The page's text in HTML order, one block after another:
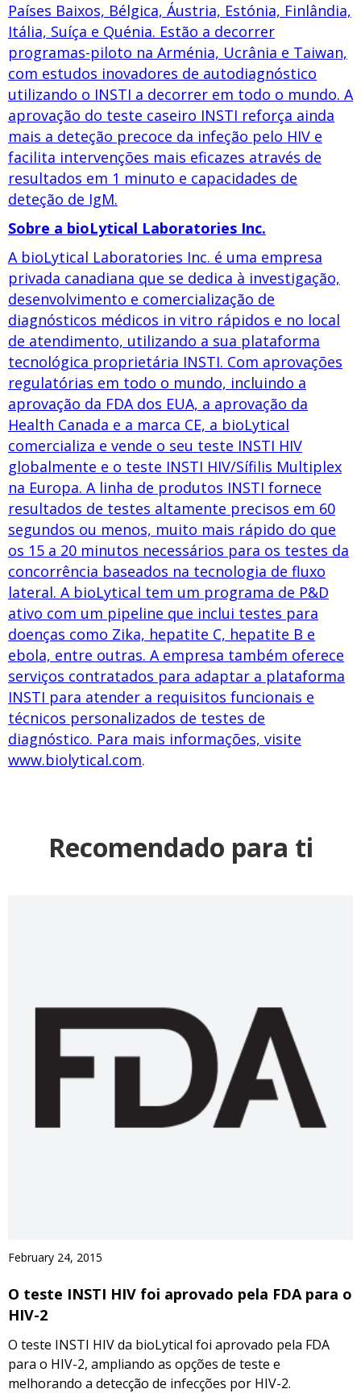
Países Baixos, Bélgica, Áustria, Estónia, Finlândia,
Itália, Suíça e Quénia. Estão a decorrer
programas-piloto na Arménia, Ucrânia e Taiwan,
com estudos inovadores de autodiagnóstico
utilizando o INSTI a decorrer em todo o mundo. A
aprovação do teste caseiro INSTI reforça ainda
mais a deteção precoce da infeção pelo HIV e
facilita intervenções mais eficazes através de
resultados em 1 minuto e capacidades de
deteção de IgM.
Sobre a bioLytical Laboratories Inc.
A bioLytical Laboratories Inc. é uma empresa
privada canadiana que se dedica à investigação,
desenvolvimento e comercialização de
diagnósticos médicos in vitro rápidos e no local
de atendimento, utilizando a sua plataforma
tecnológica proprietária INSTI. Com aprovações
regulatórias em todo o mundo, incluindo a
aprovação da FDA dos EUA, a aprovação da
Health Canada e a marca CE, a bioLytical
comercializa e vende o seu teste INSTI HIV
globalmente e o teste INSTI HIV/Sífilis Multiplex
na Europa. A linha de produtos INSTI fornece
resultados de testes altamente precisos em 60
segundos ou menos, muito mais rápido do que
os 15 a 20 minutos necessários para os testes da
concorrência baseados na tecnologia de fluxo
lateral. A bioLytical tem um programa de P&D
ativo com um pipeline que inclui testes para
doenças como Zika, hepatite C, hepatite B e
ebola, entre outras. A empresa também oferece
serviços contratados para adaptar a plataforma
INSTI para atender a requisitos funcionais e
técnicos personalizados de testes de
diagnóstico. Para mais informações, visite
www.biolytical.com.
Recomendado para ti
February 24, 2015
O teste INSTI HIV foi aprovado pela FDA para o
HIV-2
O teste INSTI HIV da bioLytical foi aprovado pela FDA
para o HIV-2, ampliando as opções de teste e
melhorando a detecção de infecções por HIV-2.